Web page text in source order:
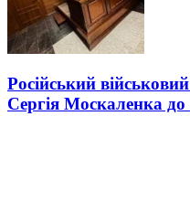
Російський
Сергія Москаленка до